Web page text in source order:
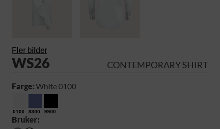
Fler bilder
WS26 CONTEMPORARY SHIRT
Farge:White 0100
0100 8300 9900
Bruker: